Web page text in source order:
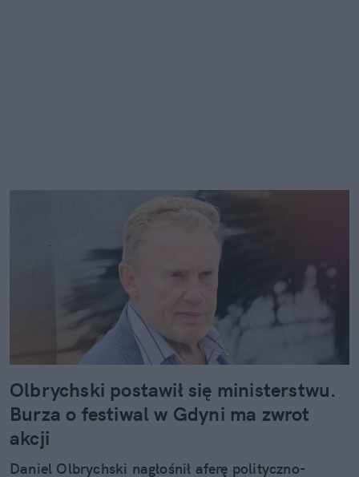
Olbrychski postawił się ministerstwu.
Burza o festiwal w Gdyni ma zwrot
akcji
Daniel Olbrychski nagłośnił aferę polityczno-